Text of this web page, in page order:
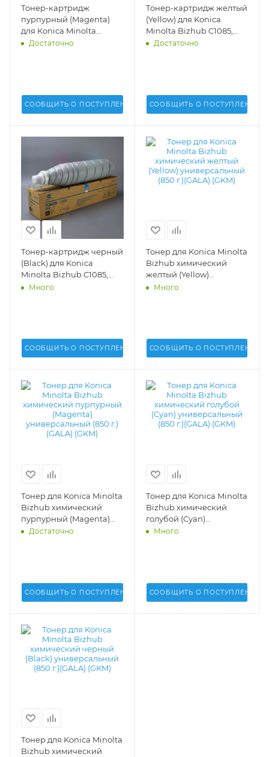
Тонер-картридж
пурпурный (Magenta)
для Konica Minolta
Bizhub C1085, C1100,
Достаточно
СООБЩИТЬ О ПОСТУПЛЕНИИ
Тонер-картридж желтый
(Yellow) для Konica
Minolta Bizhub C1085,
C1100, AccurioPress
Достаточно
СООБЩИТЬ О ПОСТУПЛЕНИИ
Тонер-картридж черный
(Black) для Konica
Minolta Bizhub C1085,
C1100, AccurioPress
Много
СООБЩИТЬ О ПОСТУПЛЕНИИ
Тонер для Konica Minolta
Bizhub химический
желтый (Yellow)
универсальный (850 г.)
Много
СООБЩИТЬ О ПОСТУПЛЕНИИ
Тонер для Konica Minolta
Bizhub химический
пурпурный (Magenta)
универсальный (850 г.)
Достаточно
СООБЩИТЬ О ПОСТУПЛЕНИИ
Тонер для Konica Minolta
Bizhub химический
голубой (Cyan)
универсальный (850 г.)
Много
СООБЩИТЬ О ПОСТУПЛЕНИИ
Тонер для Konica Minolta
Bizhub химический